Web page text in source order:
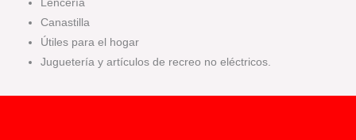
Lencería
Canastilla
Útiles para el hogar
Juguetería y artículos de recreo no eléctricos.